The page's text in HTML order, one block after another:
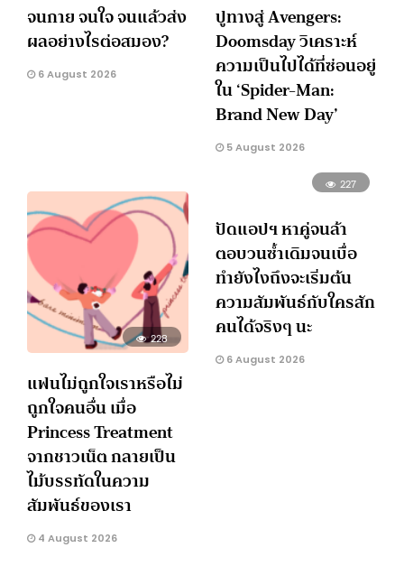
จนกาย จนใจ จนแล้วส่ง
ผลอย่างไรต่อสมอง?
6 August 2026
ปูทางสู่ Avengers:
Doomsday วิเคราะห์
ความเป็นไปได้ที่ซ่อนอยู่
ใน ‘Spider-Man:
Brand New Day’
5 August 2026
228
แฟนไม่ถูกใจเราหรือไม่
ถูกใจคนอื่น เมื่อ
Princess Treatment
จากชาวเน็ต กลายเป็น
ไม้บรรทัดในความ
สัมพันธ์ของเรา
4 August 2026
227
ปัดแอปฯ หาคู่จนล้า
ตอบวนซ้ำเดิมจนเบื่อ
ทำยังไงถึงจะเริ่มต้น
ความสัมพันธ์กับใครสัก
คนได้จริงๆ นะ
6 August 2026